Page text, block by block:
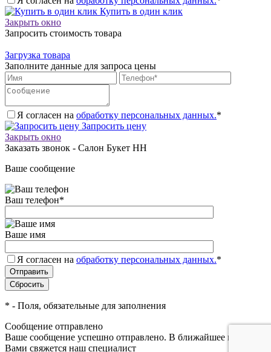
Купить в один клик
Закрыть окно
Запросить стоимость товара
Загрузка товара
Заполните данные для запроса цены
Я согласен на обработку персональных данных.*
Запросить цену
Закрыть окно
Заказать звонок - Салон Букет НН
Ваше сообщение
Ваш телефон*
Ваше имя
Я согласен на обработку персональных данных.*
* - Поля, обязательные для заполнения
Сообщение отправлено
Ваше сообщение успешно отправлено. В ближайшее время с
Вами свяжется наш специалист